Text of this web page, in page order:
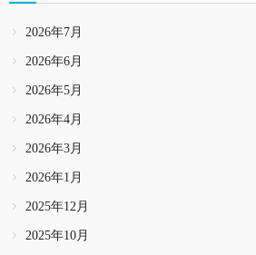
2026年7月
2026年6月
2026年5月
2026年4月
2026年3月
2026年1月
2025年12月
2025年10月